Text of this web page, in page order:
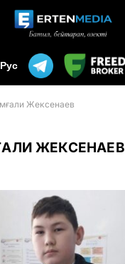
Рус
Жексенаев
ЖЕКСЕНАЕВ